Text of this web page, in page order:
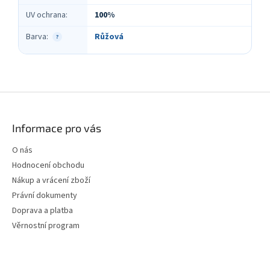
UV ochrana: 100%
?
Barva: Růžová
Informace pro vás
O nás
Hodnocení obchodu
Nákup a vrácení zboží
Právní dokumenty
Doprava a platba
Věrnostní program